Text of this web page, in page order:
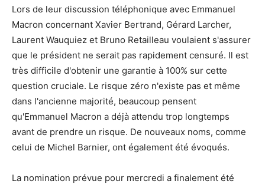
Lors de leur discussion téléphonique avec Emmanuel
Macron concernant Xavier Bertrand, Gérard Larcher,
Laurent Wauquiez et Bruno Retailleau voulaient s'assurer
que le président ne serait pas rapidement censuré. Il est
très difficile d'obtenir une garantie à 100% sur cette
question cruciale. Le risque zéro n'existe pas et même
dans l'ancienne majorité, beaucoup pensent
qu'Emmanuel Macron a déjà attendu trop longtemps
avant de prendre un risque. De nouveaux noms, comme
celui de Michel Barnier, ont également été évoqués.
La nomination prévue pour mercredi a finalement été